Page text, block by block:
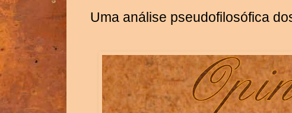
Uma análise pseudofilosófica